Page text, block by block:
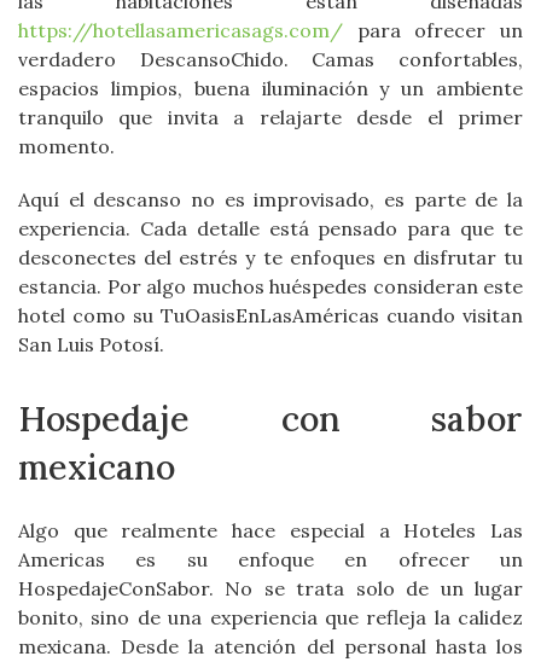
https://hotellasamericasags.com/ para ofrecer un
verdadero DescansoChido. Camas confortables,
espacios limpios, buena iluminación y un ambiente
tranquilo que invita a relajarte desde el primer
momento.
Aquí el descanso no es improvisado, es parte de la
experiencia. Cada detalle está pensado para que te
desconectes del estrés y te enfoques en disfrutar tu
estancia. Por algo muchos huéspedes consideran este
hotel como su TuOasisEnLasAméricas cuando visitan
San Luis Potosí.
Hospedaje con sabor
mexicano
Algo que realmente hace especial a Hoteles Las
Americas es su enfoque en ofrecer un
HospedajeConSabor. No se trata solo de un lugar
bonito, sino de una experiencia que refleja la calidez
mexicana. Desde la atención del personal hasta los